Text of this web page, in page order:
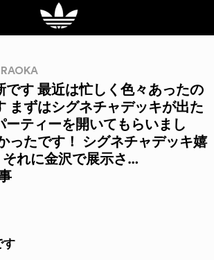
です 最近は忙しく色々あったの
まずはシグネチャデッキが出た
ーティーを開いてもらいまし
ったです！ シグネチャデッキ嬉
れに金沢で展示さ…
す